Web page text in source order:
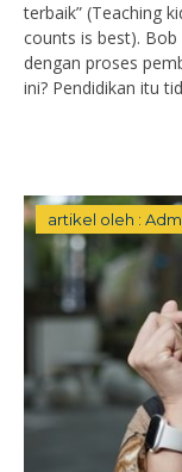
terbaik” (Teaching
counts is best).
dengan proses
ini? Pendidikan itu
artikel oleh :